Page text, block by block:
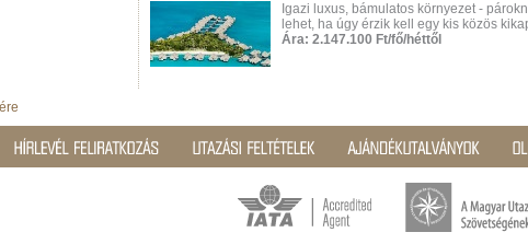
Igazi luxus, bámulatos környezet -
lehet, ha úgy érzik kell egy kis közös
Ára: 2.147.100 Ft/fő/héttől